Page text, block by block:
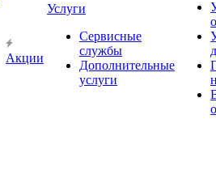
Акции
Услуги
Сервисные
службы
Дополнительные
услуги